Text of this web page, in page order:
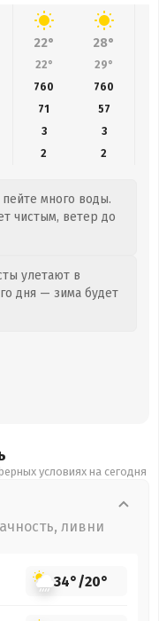
22° 28°
22° 29°
760 760
71 57
3
3
2 2
пейте много воды.
чистым, ветер до
улетают в
дня — зима будет
условиях на сегодня
ливни
34°/20°